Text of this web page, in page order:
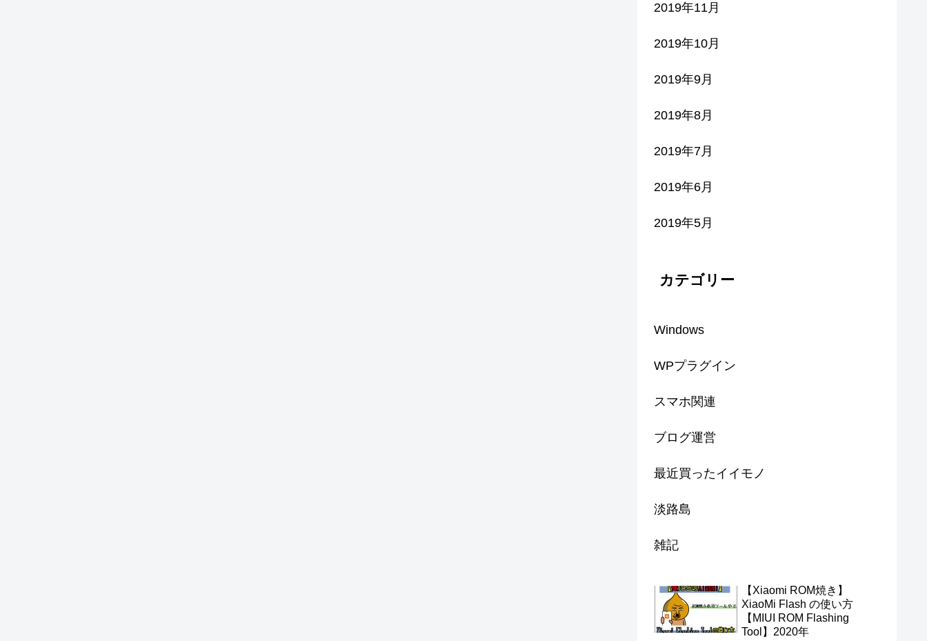
2019年11月
2019年10月
2019年9月
2019年8月
2019年7月
2019年6月
2019年5月
カテゴリー
Windows
WPプラグイン
スマホ関連
ブログ運営
最近買ったイイモノ
淡路島
雑記
【Xiaomi ROM焼き】
XiaoMi Flash の使い方
【MIUI ROM Flashing
Tool】2020年